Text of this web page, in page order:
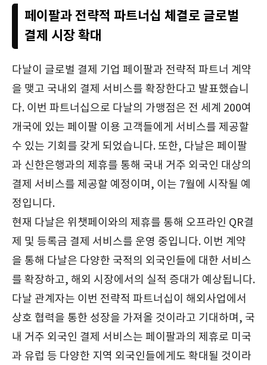
페이팔과 전략적 파트너십 체결로 글로벌
결제 시장 확대
다날이 글로벌 결제 기업 페이팔과 전략적 파트너 계약
을 맺고 국내외 결제 서비스를 확장한다고 발표했습니
다. 이번 파트너십으로 다날의 가맹점은 전 세계 200여
개국에 있는 페이팔 이용 고객들에게 서비스를 제공할
수 있는 기회를 갖게 되었습니다. 또한, 다날은 페이팔
과 신한은행과의 제휴를 통해 국내 거주 외국인 대상의
결제 서비스를 제공할 예정이며, 이는 7월에 시작될 예
정입니다.
현재 다날은 위챗페이와의 제휴를 통해 오프라인 QR결
제 및 등록금 결제 서비스를 운영 중입니다. 이번 계약
을 통해 다날은 다양한 국적의 외국인들에 대한 서비스
를 확장하고, 해외 시장에서의 실적 증대가 예상됩니다.
다날 관계자는 이번 전략적 파트너십이 해외사업에서
상호 협력을 통한 성장을 가져올 것이라고 기대하며, 국
내 거주 외국인 결제 서비스는 페이팔과의 제휴로 미국
과 유럽 등 다양한 지역 외국인들에게도 확대될 것이라